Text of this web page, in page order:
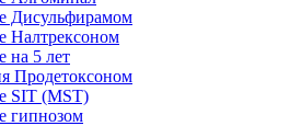
Дисульфирамом
Налтрексоном
на 5 лет
Продетоксоном
SIT (MST)
гипнозом